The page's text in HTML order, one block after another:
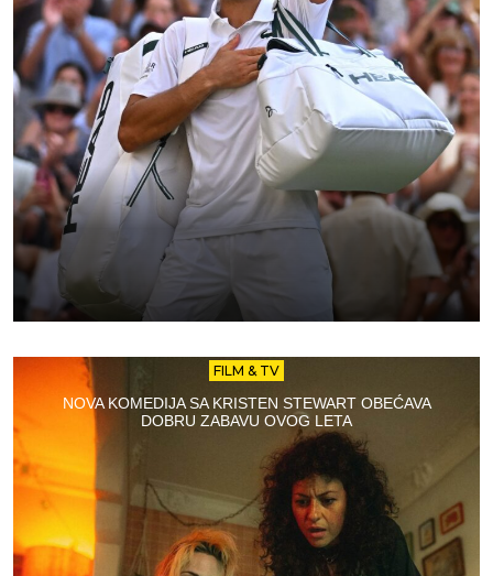
FILM & TV
NOVA KOMEDIJA SA KRISTEN STEWART OBEĆAVA
DOBRU ZABAVU OVOG LETA